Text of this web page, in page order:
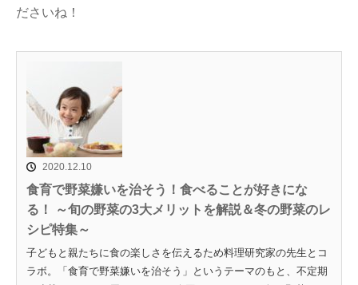
ださいね！
2020.12.10
食育で野菜嫌いを治そう！食べることが好きにな
る！ ～旬の野菜の3大メリットを解説＆冬の野菜のレ
シピ特集～
子どもと親たちに食の楽しさを伝えるため料理研究家の先生とコ
ラボ。「食育で野菜嫌いを治そう」というテーマのもと、不定期